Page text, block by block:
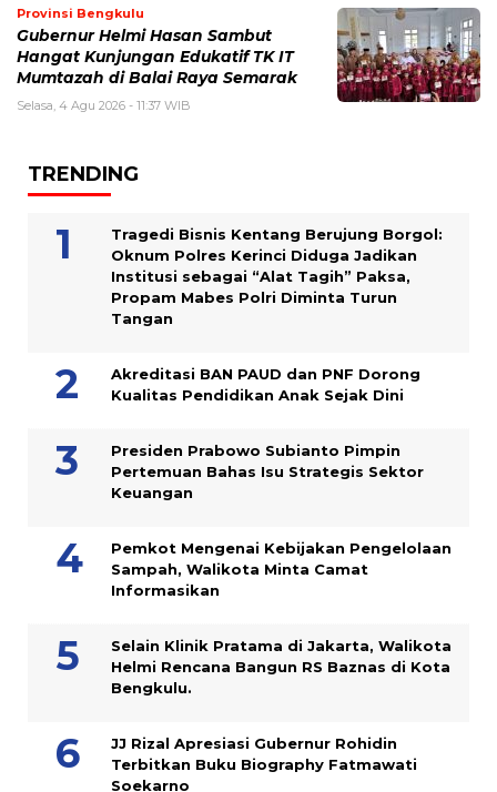
Provinsi Bengkulu
Gubernur Helmi Hasan Sambut
Hangat Kunjungan Edukatif TK IT
Mumtazah di Balai Raya Semarak
Selasa, 4 Agu 2026 - 11:37 WIB
TRENDING
Tragedi Bisnis Kentang Berujung Borgol:
Oknum Polres Kerinci Diduga Jadikan
Institusi sebagai “Alat Tagih” Paksa,
Propam Mabes Polri Diminta Turun
Tangan
Akreditasi BAN PAUD dan PNF Dorong
Kualitas Pendidikan Anak Sejak Dini
Presiden Prabowo Subianto Pimpin
Pertemuan Bahas Isu Strategis Sektor
Keuangan
Pemkot Mengenai Kebijakan Pengelolaan
Sampah, Walikota Minta Camat
Informasikan
Selain Klinik Pratama di Jakarta, Walikota
Helmi Rencana Bangun RS Baznas di Kota
Bengkulu.
JJ Rizal Apresiasi Gubernur Rohidin
Terbitkan Buku Biography Fatmawati
Soekarno